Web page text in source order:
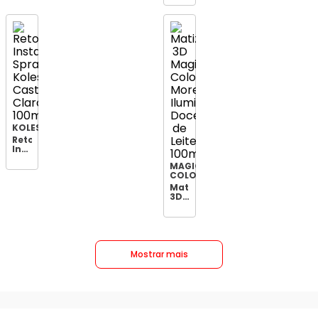
Color
Ruivo
Sunset
Pôr
do
Sol
100ml
KOLESTON
Retoque
Instantâneo
Koleston MAGIC
COLOR
Matizador
3D
Color
Doce
de
Leite
100ml
Mostrar mais